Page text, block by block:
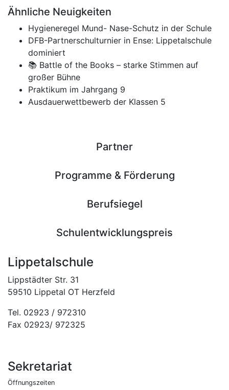
Ähnliche Neuigkeiten
Hygieneregel Mund- Nase-Schutz in der Schule
DFB-Partnerschulturnier in Ense: Lippetalschule
dominiert
📚 Battle of the Books – starke Stimmen auf
großer Bühne
Praktikum im Jahrgang 9
Ausdauerwettbewerb der Klassen 5
Partner
Programme & Förderung
Berufsiegel
Schulentwicklungspreis
Lippetalschule
Lippstädter Str. 31
59510 Lippetal OT Herzfeld
Tel. 02923 / 972310
Fax 02923/ 972325
Sekretariat
Öffnungszeiten